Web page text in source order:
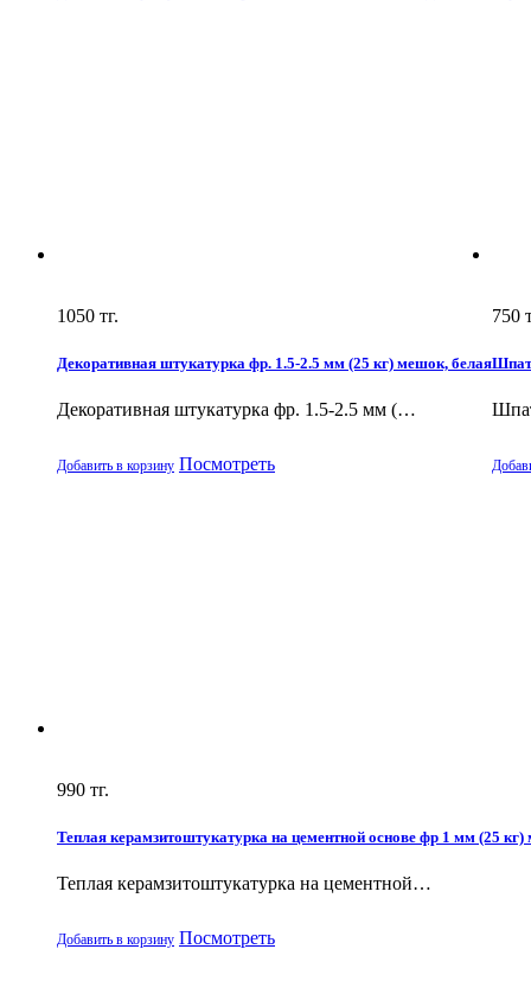
1050 тг.
Декоративная штукатурка фр. 1.5-2.5 мм (25 кг) мешок, белая
Декоративная штукатурка фр. 1.5-2.5 мм (…
Добавить в корзину Посмотреть
750
990 тг.
Теплая керамзитоштукатурка на цементной основе фр 1 мм (25
Теплая керамзитоштукатурка на цементной…
Добавить в корзину Посмотреть